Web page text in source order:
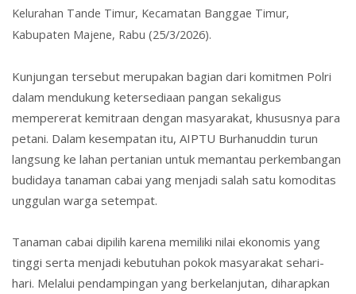
Kelurahan Tande Timur, Kecamatan Banggae Timur,
Kabupaten Majene, Rabu (25/3/2026).
Kunjungan tersebut merupakan bagian dari komitmen Polri
dalam mendukung ketersediaan pangan sekaligus
mempererat kemitraan dengan masyarakat, khususnya para
petani. Dalam kesempatan itu, AIPTU Burhanuddin turun
langsung ke lahan pertanian untuk memantau perkembangan
budidaya tanaman cabai yang menjadi salah satu komoditas
unggulan warga setempat.
Tanaman cabai dipilih karena memiliki nilai ekonomis yang
tinggi serta menjadi kebutuhan pokok masyarakat sehari-
hari. Melalui pendampingan yang berkelanjutan, diharapkan